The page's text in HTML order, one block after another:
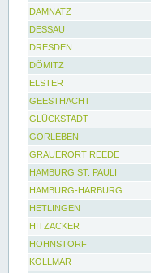
DAMNATZ
DESSAU
DRESDEN
DÖMITZ
ELSTER
GEESTHACHT
GLÜCKSTADT
GORLEBEN
GRAUERORT REEDE
HAMBURG ST. PAULI
HAMBURG-HARBURG
HETLINGEN
HITZACKER
HOHNSTORF
KOLLMAR